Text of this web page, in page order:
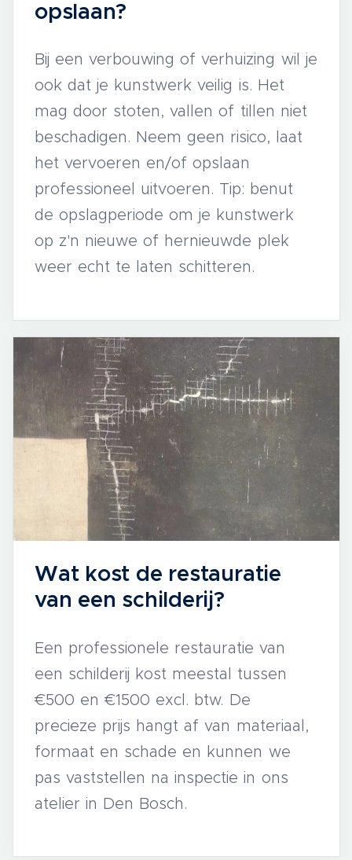
opslaan?
Bij een verbouwing of verhuizing wil je
ook dat je kunstwerk veilig is. Het
mag door stoten, vallen of tillen niet
beschadigen. Neem geen risico, laat
het vervoeren en/of opslaan
professioneel uitvoeren. Tip: benut
de opslagperiode om je kunstwerk
op z'n nieuwe of hernieuwde plek
weer echt te laten schitteren.
Wat kost de restauratie
van een schilderij?
Een professionele restauratie van
een schilderij kost meestal tussen
€500 en €1500 excl. btw. De
precieze prijs hangt af van materiaal,
formaat en schade en kunnen we
pas vaststellen na inspectie in ons
atelier in Den Bosch.